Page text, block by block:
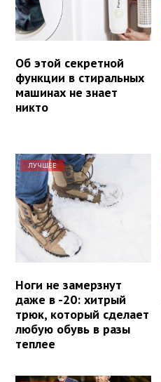
Об этой секретной
функции в стиральных
машинах не знает
никто
ЛУЧШЕЕ
Ноги не замерзнут
даже в -20: хитрый
трюк, который сделает
любую обувь в разы
теплее